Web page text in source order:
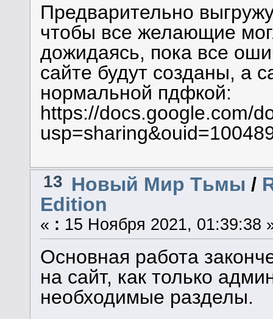
Предварительно
чтобы все желающие
дожидаясь, пока все
сайте будут созданы, а
нормальной пдфкой:
https://docs.google.com/
13 Новый Мир Тьмы /
Edition
« : 15 Ноября 2021, 01:39:38
Основная работа
на сайт, как только
необходимые разделы.